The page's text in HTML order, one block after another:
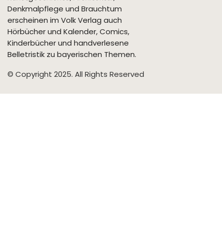
Denkmalpflege und Brauchtum
erscheinen im Volk Verlag auch
Hörbücher und Kalender, Comics,
Kinderbücher und handverlesene
Belletristik zu bayerischen Themen.
© Copyright 2025. All Rights Reserved